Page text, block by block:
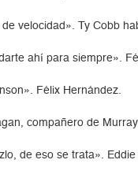
velocidad». Ty Cobb
ahí para siempre».
Félix Hernández.
compañero de
de eso se trata». Eddie